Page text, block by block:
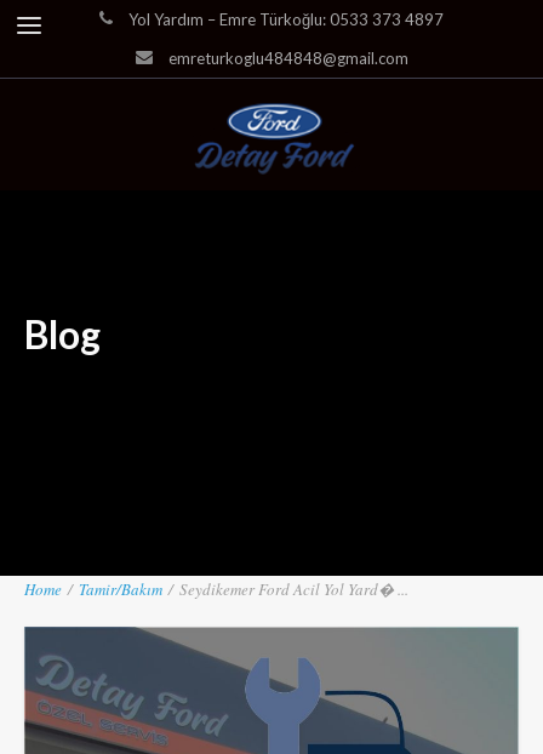
Yol Yardım – Emre Türkoğlu: 0533 373 4897
emreturkoglu484848@gmail.com
Blog
Home / Tamir/Bakım / Seydikemer Ford Acil Yol Yard� ...